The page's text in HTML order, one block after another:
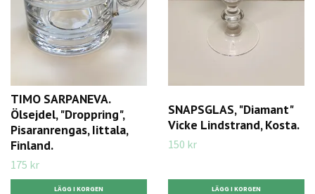
TIMO SARPANEVA.
Ölsejdel, "Droppring",
Pisaranrengas, Iittala,
Finland.
175 kr
SNAPSGLAS, "Diamant"
Vicke Lindstrand, Kosta.
150 kr